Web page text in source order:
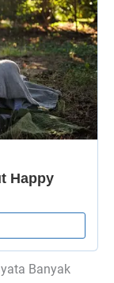
Banyak